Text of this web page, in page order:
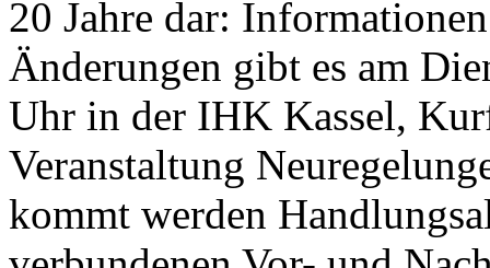
20 Jahre dar:
Änderungen gibt es am
Uhr in der IHK Kassel,
Veranstaltung
kommt werden